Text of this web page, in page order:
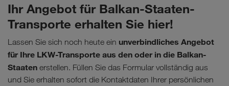
Ihr Angebot für Balkan-Staaten-
Transporte erhalten Sie hier!
Lassen Sie sich noch heute ein unverbindliches Angebot
für Ihre LKW-Transporte aus den oder in die Balkan-
Staaten erstellen. Füllen Sie das Formular vollständig aus
und Sie erhalten sofort die Kontaktdaten Ihrer persönlichen